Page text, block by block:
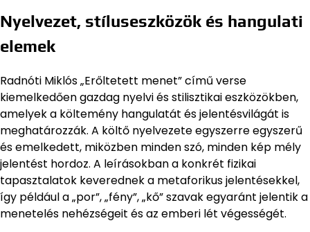
Nyelvezet, stíluseszközök és hangulati
elemek
Radnóti Miklós „Erőltetett menet” című verse
kiemelkedően gazdag nyelvi és stilisztikai eszközökben,
amelyek a költemény hangulatát és jelentésvilágát is
meghatározzák. A költő nyelvezete egyszerre egyszerű
és emelkedett, miközben minden szó, minden kép mély
jelentést hordoz. A leírásokban a konkrét fizikai
tapasztalatok keverednek a metaforikus jelentésekkel,
így például a „por”, „fény”, „kő” szavak egyaránt jelentik a
menetelés nehézségeit és az emberi lét végességét.